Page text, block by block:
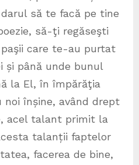
să te facă pe tine
să-ţi regăseşti
care te-au purtat
și până unde bunul
la El, în împărăţia
înșine, având drept
acel talant primit la
talanții faptelor
facerea de bine,